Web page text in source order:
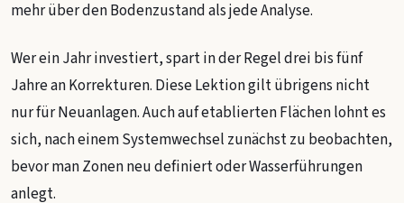
mehr über den Bodenzustand als jede Analyse.
Wer ein Jahr investiert, spart in der Regel drei bis fünf
Jahre an Korrekturen. Diese Lektion gilt übrigens nicht
nur für Neuanlagen. Auch auf etablierten Flächen lohnt es
sich, nach einem Systemwechsel zunächst zu beobachten,
bevor man Zonen neu definiert oder Wasserführungen
anlegt.